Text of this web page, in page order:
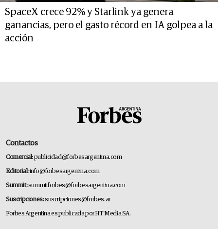
SpaceX crece 92% y Starlink ya genera
ganancias, pero el gasto récord en IA golpea a la
acción
Contactos
Comercial:publicidad@forbesargentina.com
Editorial:info@forbesargentina.com
Summit:summitforbes@forbesargentina.com
Suscripciones:suscripciones@forbes.ar
Forbes Argentina es publicada por HT Media SA.